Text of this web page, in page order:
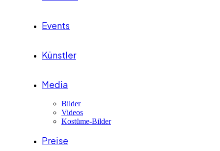
Events
Künstler
Media
Bilder
Videos
Kostüme-Bilder
Preise